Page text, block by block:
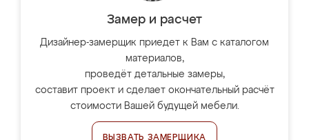
Замер и расчет
Дизайнер-замерщик приедет к Вам с каталогом
материалов,
проведёт детальные замеры,
составит проект и сделает окончательный расчёт
стоимости Вашей будущей мебели.
ВЫЗВАТЬ ЗАМЕРЩИКА